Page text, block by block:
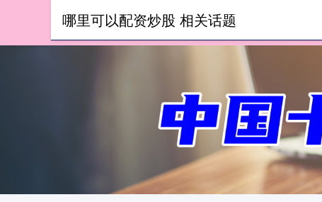
哪里可以配资炒股 相关话题